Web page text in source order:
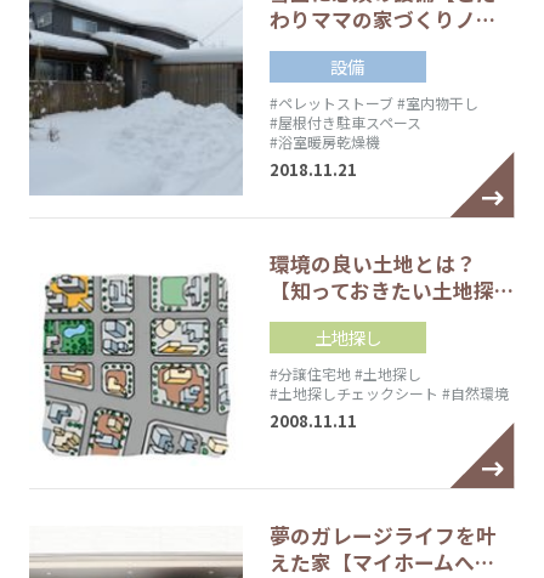
わりママの家づくりノ…
設備
#ペレットストーブ#室内物干し
#屋根付き駐車スペース
#浴室暖房乾燥機
2018.11.21
環境の良い土地とは？
【知っておきたい土地探…
土地探し
#分譲住宅地#土地探し
#土地探しチェックシート #自然環境
2008.11.11
夢のガレージライフを叶
えた家【マイホームへ…